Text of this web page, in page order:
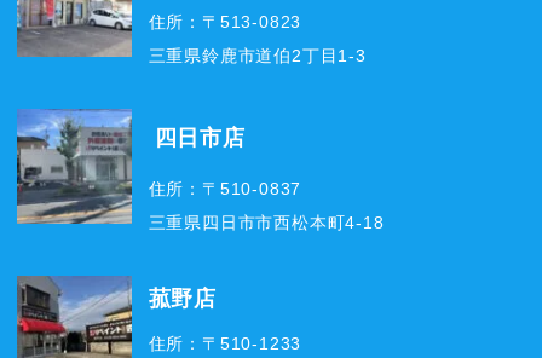
住所：〒513-0823
三重県鈴鹿市道伯2丁目1-3
四日市店
住所：〒510-0837
三重県四日市市西松本町4-18
菰野店
住所：〒510-1233